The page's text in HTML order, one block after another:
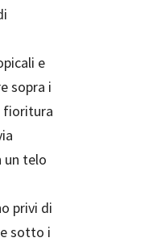
e
sopra i
fioritura
un telo
privi di
sotto i